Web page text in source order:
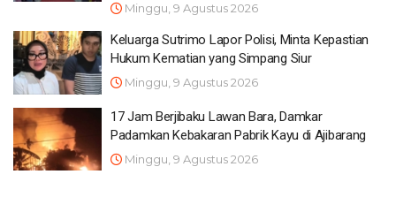
Minggu, 9 Agustus 2026
Keluarga Sutrimo Lapor Polisi, Minta Kepastian
Hukum Kematian yang Simpang Siur
Minggu, 9 Agustus 2026
17 Jam Berjibaku Lawan Bara, Damkar
Padamkan Kebakaran Pabrik Kayu di Ajibarang
Minggu, 9 Agustus 2026